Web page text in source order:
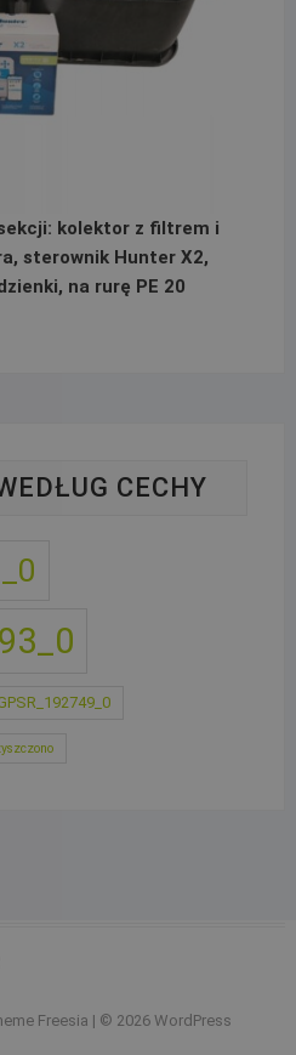
kolektor z filtrem i
sterownik Hunter X2,
na rurę PE 20
CECHY
facebook
Freesia | © 2026 WordPress